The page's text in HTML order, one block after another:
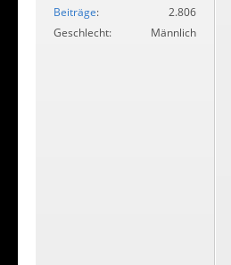
Beiträge
2.806
Geschlecht
Männlich